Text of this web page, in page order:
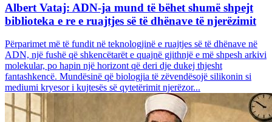
Albert Vataj: ADN-ja mund të bëhet shumë shpejt
biblioteka e re e ruajtjes së të dhënave të njerëzimit
Përparimet më të fundit në teknologjinë e ruajtjes së të dhënave në
ADN, një fushë që shkencëtarët e quajnë gjithnjë e më shpesh arkivi
molekular, po hapin një horizont që deri dje dukej thjesht
fantashkencë. Mundësinë që biologjia të zëvendësojë silikonin si
mediumi kryesor i kujtesës së qytetërimit njerëzor...